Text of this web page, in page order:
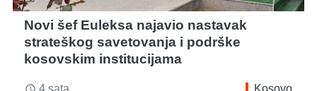
Novi šef Euleksa najavio nastavak
strateškog savetovanja i podrške
kosovskim institucijama
4 sata Kosovo